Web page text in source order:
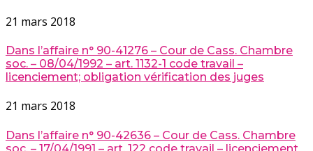
21 mars 2018
Dans l’affaire n° 90-41276 – Cour de Cass. Chambre
soc. – 08/04/1992 – art. 1132-1 code travail –
licenciement; obligation vérification des juges
21 mars 2018
Dans l’affaire n° 90-42636 – Cour de Cass. Chambre
soc. – 17/04/1991 – art. 122 code travail – licenciement